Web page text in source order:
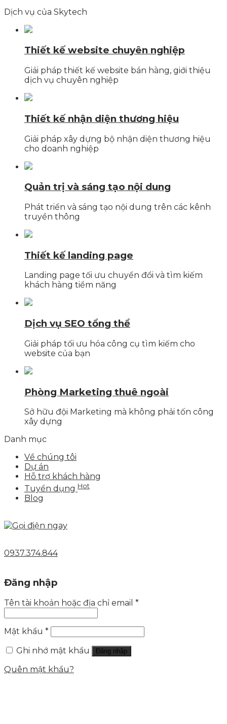
Dịch vụ của Skytech
Thiết kế website chuyên nghiệp
Giải pháp thiết kế website bán hàng, giới thiệu
dịch vụ chuyên nghiệp
Thiết kế nhận diện thương hiệu
Giải pháp xây dựng bộ nhận diện thương hiệu
cho doanh nghiệp
Quản trị và sáng tạo nội dung
Phát triển và sáng tạo nội dung trên các kênh
truyền thông
Thiết kế landing page
Landing page tối ưu chuyển đổi và tìm kiếm
khách hàng tiềm năng
Dịch vụ SEO tổng thể
Giải pháp tối ưu hóa công cụ tìm kiếm cho
website của bạn
Phòng Marketing thuê ngoài
Sở hữu đội Marketing mà không phải tốn công
xây dựng
Danh mục
Về chúng tôi
Dự án
Hỗ trợ khách hàng
Tuyển dụng Hot
Blog
0937.374.844
Đăng nhập
Tên tài khoản hoặc địa chỉ email *
Mật khẩu *
Ghi nhớ mật khẩu
Đăng nhập
Quên mật khẩu?